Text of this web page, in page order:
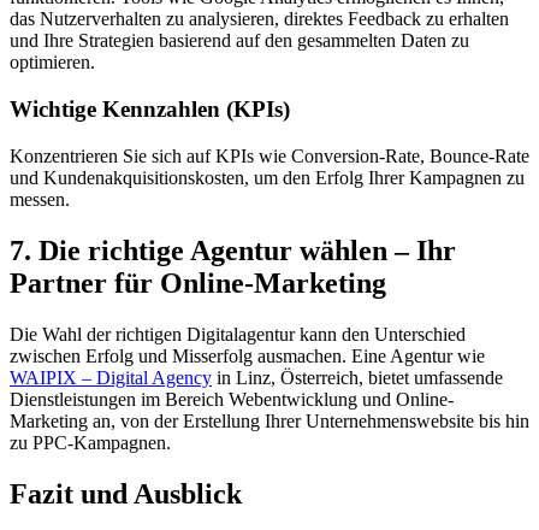
das Nutzerverhalten zu analysieren, direktes Feedback zu erhalten
und Ihre Strategien basierend auf den gesammelten Daten zu
optimieren.
Wichtige Kennzahlen (KPIs)
Konzentrieren Sie sich auf KPIs wie Conversion-Rate, Bounce-Rate
und Kundenakquisitionskosten, um den Erfolg Ihrer Kampagnen zu
messen.
7. Die richtige Agentur wählen – Ihr
Partner für Online-Marketing
Die Wahl der richtigen Digitalagentur kann den Unterschied
zwischen Erfolg und Misserfolg ausmachen. Eine Agentur wie
WAIPIX – Digital Agency in Linz, Österreich, bietet umfassende
Dienstleistungen im Bereich Webentwicklung und Online-
Marketing an, von der Erstellung Ihrer Unternehmenswebsite bis hin
zu PPC-Kampagnen.
Fazit und Ausblick